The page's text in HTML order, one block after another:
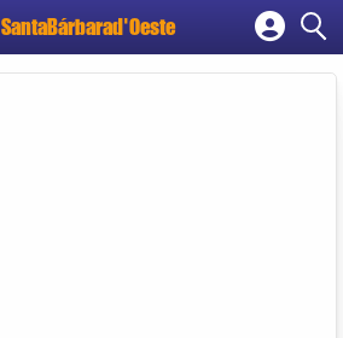
SantaBárbarad'Oeste
Cadastrar empresa